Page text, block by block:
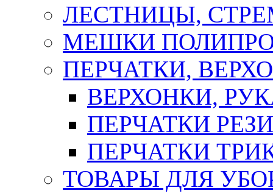
ЛЕСТНИЦЫ,
МЕШКИ
ПЕРЧАТКИ,
ВЕРХОНКИ,
ПЕРЧАТКИ
ПЕРЧАТКИ
ТОВАРЫ ДЛЯ